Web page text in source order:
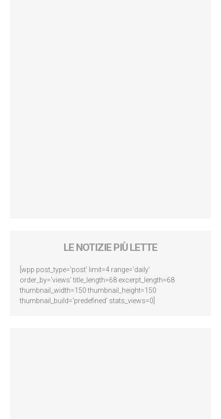
LE NOTIZIE PIÙ LETTE
[wpp post_type='post' limit=4 range='daily'
order_by='views' title_length=68 excerpt_length=68
thumbnail_width=150 thumbnail_height=150
thumbnail_build='predefined' stats_views=0]